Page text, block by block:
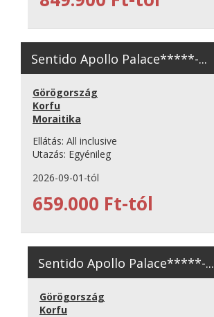
Sentido Apollo Palace*****-...
Görögország
Korfu
Moraitika
Ellátás: All inclusive
Utazás: Egyénileg
2026-09-01-tól
659.000 Ft-tól
Sentido Apollo Palace*****-...
Görögország
Korfu